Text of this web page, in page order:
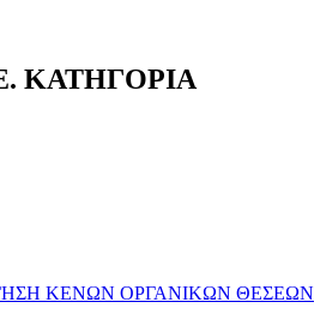
ΚΑΤΗΓΟΡIΑ
ΚΕΝΩΝ ΟΡΓΑΝΙΚΩΝ ΘΕΣΕΩΝ